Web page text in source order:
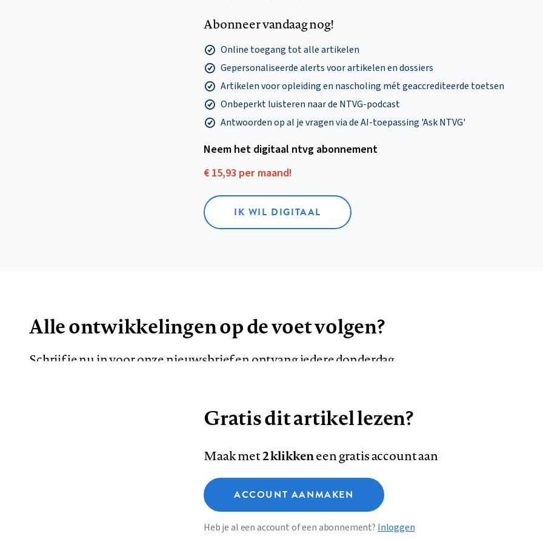
Abonneer vandaag nog!
Online toegang tot alle artikelen
Gepersonaliseerde alerts voor artikelen en dossiers
Artikelen voor opleiding en nascholing mét geaccrediteerde toetsen
Onbeperkt luisteren naar de NTVG-podcast
Antwoorden op al je vragen via de AI-toepassing 'Ask NTVG'
Neem het digitaal ntvg abonnement
€ 15,93 per maand!
IK WIL DIGITAAL
Alle ontwikkelingen op de voet volgen?
Schrijf je nu in voor onze nieuwsbrief en ontvang iedere donderdag
AANMELDEN
Colofon Disclaimer Privacy About us
Gratis dit artikel lezen?
Maak met2 klikkeneen gratis account aan
ACCOUNT AANMAKEN
Heb je al een account of een abonnement? Inloggen
Deze site gebruikt cookies
Functionele cookies
Analytische cookies